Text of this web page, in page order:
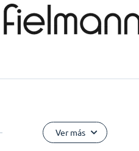
Ver más